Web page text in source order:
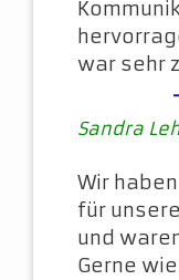
war sehr
Sandra
Wir
für
und
Gerne